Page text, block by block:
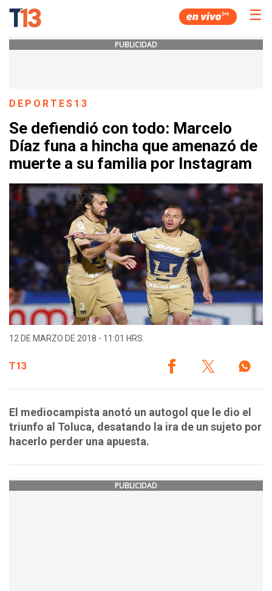
☰
PUBLICIDAD
DEPORTES13
Se defiendió con todo: Marcelo
Díaz funa a hincha que amenazó de
muerte a su familia por Instagram
12 DE MARZO DE 2018 - 11:01 HRS.
T13
El mediocampista anotó un autogol que le dio el
triunfo al Toluca, desatando la ira de un sujeto por
hacerlo perder una apuesta.
PUBLICIDAD